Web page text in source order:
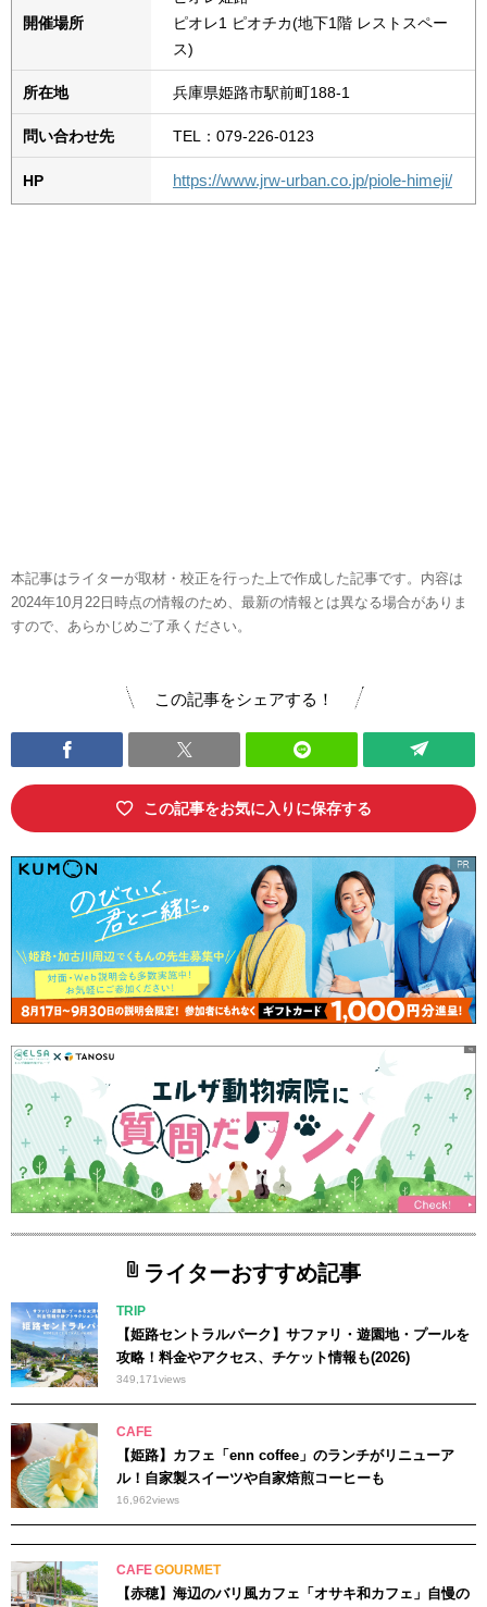
開催場所
ピオレ1 ピオチカ(地下1階 レストスペー
ス)
所在地 兵庫県姫路市駅前町188-1
問い合わせ先 TEL：079-226-0123
HP https://www.jrw-urban.co.jp/piole-himeji/
本記事はライターが取材・校正を行った上で作成した記事です。内容は
2024年10月22日時点の情報のため、最新の情報とは異なる場合がありま
すので、あらかじめご了承ください。
この記事をシェアする！
この記事をお気に入りに保存する
ライターおすすめ記事
TRIP
【姫路セントラルパーク】サファリ・遊園地・プールを
攻略！料金やアクセス、チケット情報も(2026)
349,171views
CAFE
【姫路】カフェ「enn coffee」のランチがリニューア
ル！自家製スイーツや自家焙煎コーヒーも
16,962views
CAFEGOURMET
【赤穂】海辺のバリ風カフェ「オサキ和カフェ」自慢の